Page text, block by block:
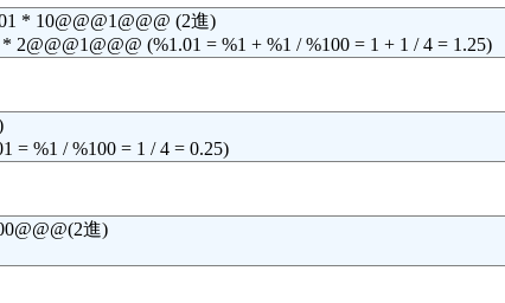
* 10@@@1@@@ (2進)
2@@@1@@@ (%1.01 = %1 + %1 / %100 = 1 + 1 / 4 = 1.25)
= %1 / %100 = 1 / 4 = 0.25)
進)